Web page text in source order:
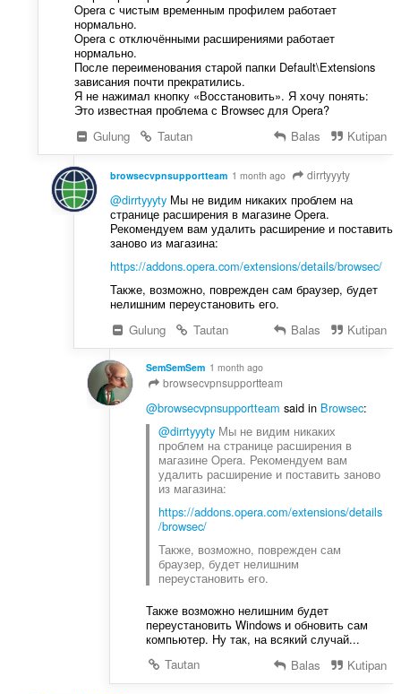
Opera с чистым временным профилем работает
нормально.
Opera с отключёнными расширениями работает
нормально.
После переименования старой папки Default\Extensions
зависания почти прекратились.
Я не нажимал кнопку «Восстановить». Я хочу понять:
Это известная проблема с Browsec для Opera?
Gulung
Tautan Balas Kutipan
browsecvpnsupportteam 1 month ago dirrtyyyty
@dirrtyyytyМы не видим никаких проблем на
странице расширения в магазине Opera.
Рекомендуем вам удалить расширение и поставить
заново из магазина:
https://addons.opera.com/extensions/details/browsec/
Также, возможно, поврежден сам браузер, будет
нелишним переустановить его.
Gulung
Tautan Balas Kutipan
SemSemSem 1 month ago
browsecvpnsupportteam
@browsecvpnsupportteam said in Browsec:
@dirrtyyytyМы не видим никаких
проблем на странице расширения в
магазине Opera. Рекомендуем вам
удалить расширение и поставить заново
из магазина:
https://addons.opera.com/extensions/details
/browsec/
Также, возможно, поврежден сам
браузер, будет нелишним
переустановить его.
Также возможно нелишним будет
переустановить Windows и обновить сам
компьютер. Ну так, на всякий случай...
Tautan
Balas Kutipan